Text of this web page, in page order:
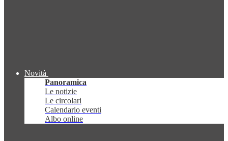
Novità
Panoramica
Le notizie
Le circolari
Calendario eventi
Albo online